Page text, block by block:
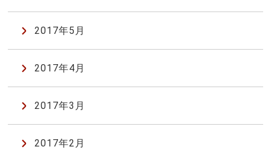
2017年5月
2017年4月
2017年3月
2017年2月